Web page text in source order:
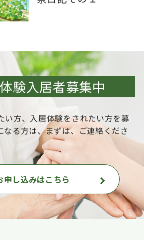
験入居者募集中
い方、入居体験をされたい方を募
なる方は、まずは、ご連絡くださ
申し込みはこちら